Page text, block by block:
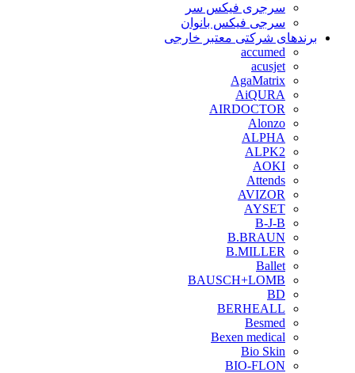
سرجری فیکس سر
سرجی فیکس بانوان
برندهای شرکتی معتبر خارجی
accumed
acusjet
AgaMatrix
AiQURA
AIRDOCTOR
Alonzo
ALPHA
ALPK2
AOKI
Attends
AVIZOR
AYSET
B-J-B
B.BRAUN
B.MILLER
Ballet
BAUSCH+LOMB
BD
BERHEALL
Besmed
Bexen medical
Bio Skin
BIO-FLON